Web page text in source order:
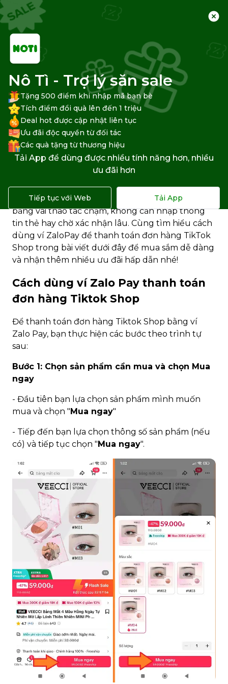
Trang chủ Khác
Cách dùng ví Zalo Pay thanh
toán đơn hàng Tiktok Shop
Bạn muốnthanh toán đơn hàng trên TikTok
Shopnhanh chóng, tiện lợi và an toàn hơn? Ví
ZaloPay chính là lựa chọn hoàn hảo dành cho
bạn. Với khả năng liên kết trực tiếp cùng TikTok
Shop, ZaloPay giúp người dùng thanh toán chỉ
bằng vài thao tác chạm, không cần nhập thông
tin thẻ hay chờ xác nhận lâu. Cùng tìm hiểu cách
dùng ví ZaloPay để thanh toán đơn hàng TikTok
Shop trong bài viết dưới đây để mua sắm dễ dàng
và nhận thêm nhiều ưu đãi hấp dẫn nhé!
Cách dùng ví Zalo Pay thanh toán
đơn hàng Tiktok Shop
Để thanh toán đơn hàng Tiktok Shop bằng ví
Zalo Pay, bạn thực hiện các bước theo trình tự
sau:
Bước 1: Chọn sản phẩm cần mua và chọn Mua
ngay
- Đầu tiên bạn lựa chọn sản phẩm mình muốn
mua và chọn "Mua ngay"
- Tiếp đến bạn lựa chọn thông số sản phẩm (nếu
có) và tiếp tục chọn "Mua ngay".
Nô Tì - Trợ lý săn sale
Tặng 500 điểm khi nhập mã bạn bè
Tích điểm đổi quà lên đến 1 triệu
Deal hot được cập nhật liên tục
Ưu đãi độc quyền từ đối tác
Các quà tặng từ thương hiệu
Tải App để dùng được nhiều tính năng hơn, nhiều
ưu đãi hơn
Tiếp tục với Web Tải App